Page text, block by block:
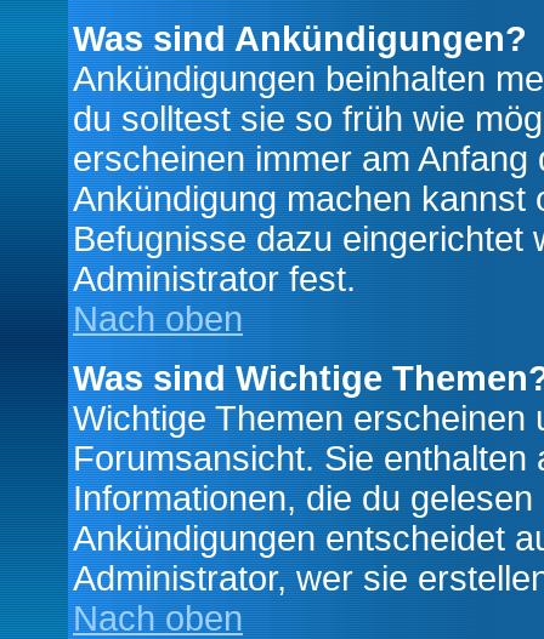
Was sind Ankündigungen?
Ankündigungen beinhalten
du solltest sie so früh wie
erscheinen immer am
Ankündigung machen kannst
Befugnisse dazu eingerichtet
Administrator fest.
Nach oben
Was sind Wichtige
Wichtige Themen erscheinen
Forumsansicht. Sie
Informationen, die du
Ankündigungen entscheidet
Administrator, wer sie
Nach oben